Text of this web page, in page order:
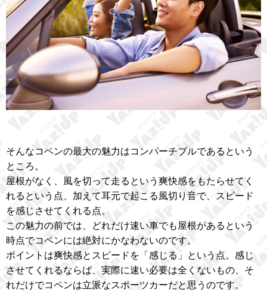
そんなコペンの最大の魅力はコンパーチブルであるという
ところ。
屋根がなく、風を切って走るという爽快感をもたらせてく
れるという点、加えて耳元で起こる風切り音で、スピード
を感じさせてくれる点。
この魅力の前では、どれだけ速い車でも屋根があるという
時点でコペンには絶対にかなわないのです。
ポイントは爽快感とスピードを「感じる」という点。感じ
させてくれるならば、実際に速い必要は全くないもの、そ
れだけでコペンは立派なスポーツカーだと思うのです。